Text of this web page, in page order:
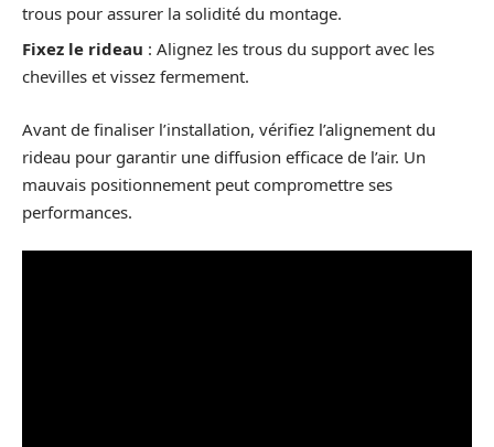
trous pour assurer la solidité du montage.
Fixez le rideau : Alignez les trous du support avec les
chevilles et vissez fermement.
Avant de finaliser l’installation, vérifiez l’alignement du
rideau pour garantir une diffusion efficace de l’air. Un
mauvais positionnement peut compromettre ses
performances.